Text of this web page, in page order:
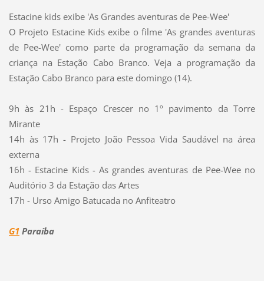
Estacine kids exibe 'As Grandes aventuras de Pee-Wee'
O Projeto Estacine Kids exibe o filme 'As grandes aventuras
de Pee-Wee' como parte da programação da semana da
criança na Estação Cabo Branco. Veja a programação da
Estação Cabo Branco para este domingo (14).
9h às 21h - Espaço Crescer no 1º pavimento da Torre
Mirante
14h às 17h - Projeto João Pessoa Vida Saudável na área
externa
16h - Estacine Kids - As grandes aventuras de Pee-Wee no
Auditório 3 da Estação das Artes
17h - Urso Amigo Batucada no Anfiteatro
G1Paraíba